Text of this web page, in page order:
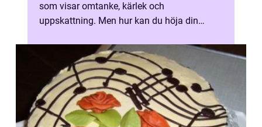
som visar omtanke, kärlek och
uppskattning. Men hur kan du höja din